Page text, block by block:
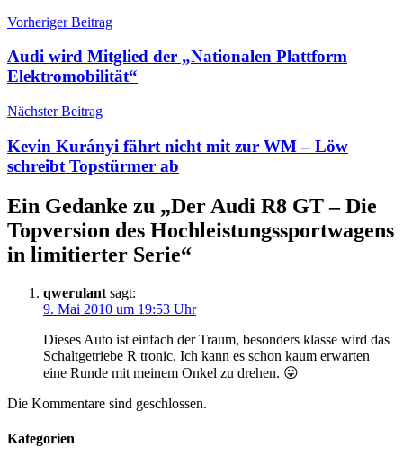
Vorheriger Beitrag
Audi wird Mitglied der „Nationalen Plattform
Elektromobilität“
Nächster Beitrag
Kevin Kurányi fährt nicht mit zur WM – Löw
schreibt Topstürmer ab
Ein Gedanke zu „Der Audi R8 GT – Die
Topversion des Hochleistungssportwagens
in limitierter Serie“
qwerulant sagt:
9. Mai 2010 um 19:53 Uhr
Dieses Auto ist einfach der Traum, besonders klasse wird das
Schaltgetriebe R tronic. Ich kann es schon kaum erwarten
eine Runde mit meinem Onkel zu drehen. 😛
Die Kommentare sind geschlossen.
Kategorien